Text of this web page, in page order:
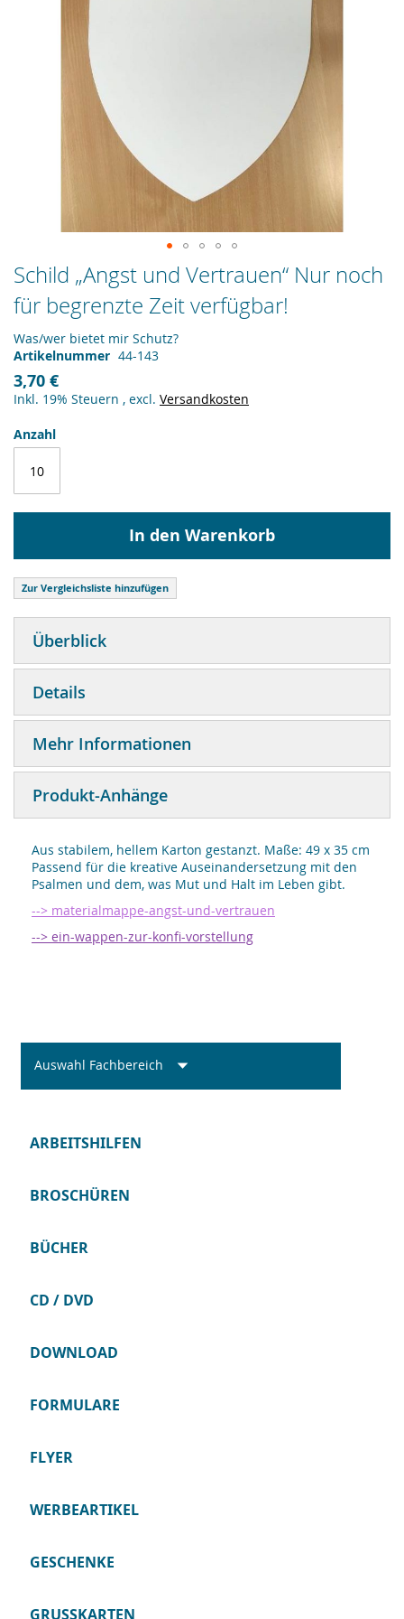
Schild „Angst und Vertrauen“ Nur noch
für begrenzte Zeit verfügbar!
Was/wer bietet mir Schutz?
Artikelnummer 44-143
3,70 €
Inkl. 19% Steuern , excl. Versandkosten
Anzahl
In den Warenkorb
Zur Vergleichsliste hinzufügen
Zum
Anfang
der
Bildergalerie
springen
Überblick
Details
Mehr Informationen
Produkt-Anhänge
Aus stabilem, hellem Karton gestanzt. Maße: 49 x 35 cm
Passend für die kreative Auseinandersetzung mit den
Psalmen und dem, was Mut und Halt im Leben gibt.
--> materialmappe-angst-und-vertrauen
--> ein-wappen-zur-konfi-vorstellung
Auswahl Fachbereich
ARBEITSHILFEN
BROSCHÜREN
BÜCHER
CD / DVD
DOWNLOAD
FORMULARE
FLYER
WERBEARTIKEL
GESCHENKE
GRUSSKARTEN